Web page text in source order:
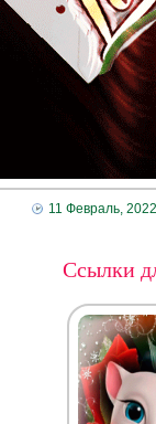
11 Февраль, 2022
Ссылки